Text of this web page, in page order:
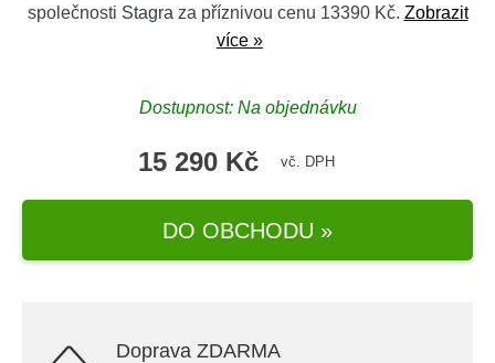
společnosti Stagra za příznivou cenu 13390 Kč. Zobrazit
více »
Dostupnost: Na objednávku
15 290 Kč vč. DPH
DO OBCHODU »
Doprava ZDARMA